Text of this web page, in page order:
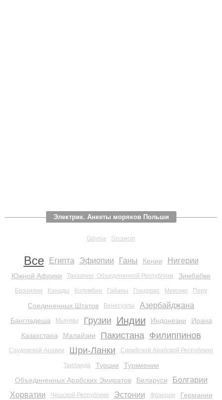
Электрик. Анкеты моряков Польши
Gdynia Szczecin
Все Египта Эфиопии Ганы Кении Нигерии
Южной Африки Танзании, Объединенной Республики Зимбабве
Бразилии Канады Колумбии Гайаны Гондурас Мексики Перу
Соединенных Штатов Венесуэлы Азербайджана
Бангладеша Мьянмы Грузии Индии Индонезии
Ирана
Казахстана
Малайзии Пакистана Филиппинов
Саудовской Аравии Шри-Ланки Сирийской Арабской Республики
Таиланда Турции
Туркмении
Объединенных Арабских Эмиратов
Беларуси
Болгарии
Хорватии
Чешской Республики Эстонии Франции
Германии